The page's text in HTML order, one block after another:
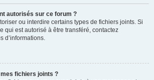
autorisés sur ce forum ?
ou interdire certains types de fichiers joints. Si
qui est autorisé à être transféré, contactez
d’informations.
fichiers joints ?